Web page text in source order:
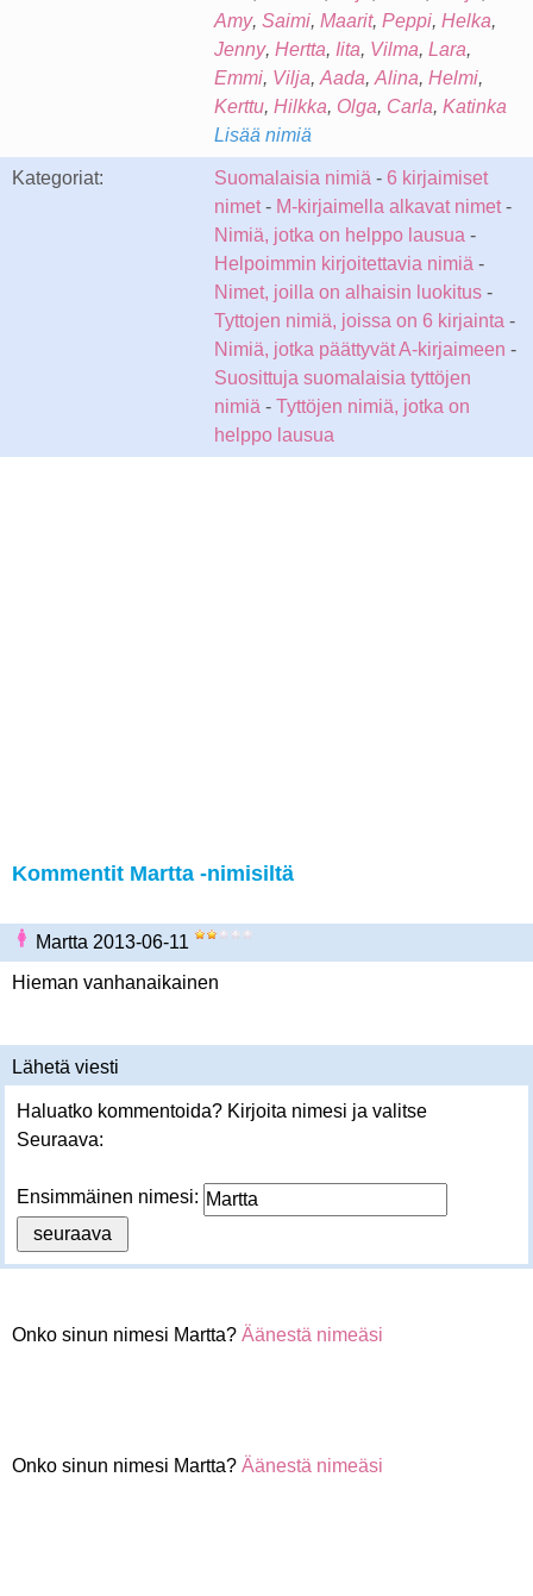
Amy, Saimi, Maarit, Peppi, Helka,
Jenny, Hertta, Iita, Vilma, Lara,
Emmi, Vilja, Aada, Alina, Helmi,
Kerttu, Hilkka, Olga, Carla, Katinka
Lisää nimiä
Kategoriat: Suomalaisia nimiä - 6 kirjaimiset
nimet- M-kirjaimella alkavat nimet-
Nimiä, jotka on helppo lausua -
Helpoimmin kirjoitettavia nimiä -
Nimet, joilla on alhaisin luokitus -
Tyttojen nimiä, joissa on 6 kirjainta -
Nimiä, jotka päättyvät A-kirjaimeen -
Suosittuja suomalaisia tyttöjen
nimiä - Tyttöjen nimiä, jotka on
helppo lausua
Kommentit Martta -nimisiltä
Martta 2013-06-11
Hieman vanhanaikainen
Lähetä viesti
Haluatko kommentoida? Kirjoita nimesi ja valitse
Seuraava:
Ensimmäinen nimesi:
Onko sinun nimesi Martta? Äänestä nimeäsi
Onko sinun nimesi Martta? Äänestä nimeäsi